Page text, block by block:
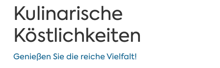
Kulinarische
Köstlichkeiten
Genießen Sie die reiche Vielfalt!